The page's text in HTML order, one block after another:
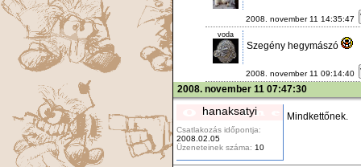
2008. november 11 14:35:47
voda
Szegény hegymászó
2008. november 11 09:14:40
2008. november 11 07:47:30
hanaksatyi
Csatlakozás időpontja:
2008.02.05
Üzeneteinek száma: 10
Mindkettőnek.